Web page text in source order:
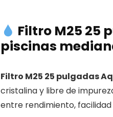
Filtro M25 25
piscinas
Filtro M25 25 pulgadas
cristalina y libre de
entre rendimiento,